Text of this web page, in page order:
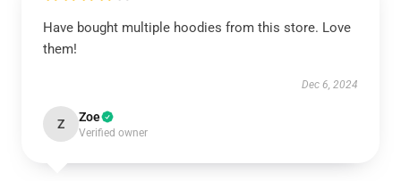
Have bought multiple hoodies from this store. Love
them!
Dec 6, 2024
Z Zoe
Verified owner